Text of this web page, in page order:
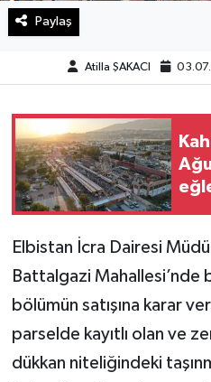
Paylaş
Atilla ŞAKACI
Elbistan İcra Dairesi
Battalgazi Mahallesi’nde
bölümün satışına karar
parselde kayıtlı olan ve
dükkan niteliğindeki
Spor
Teknoloji
Yaşam
KAHRAMANMARAŞ